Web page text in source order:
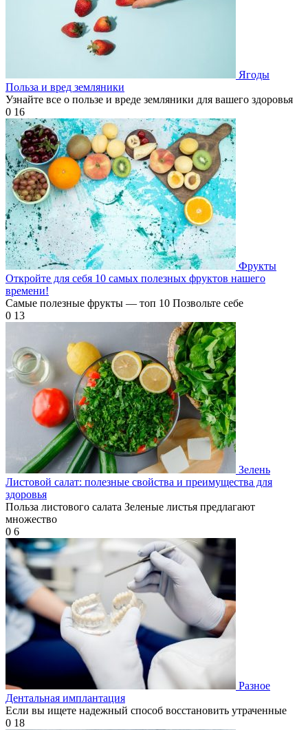
Ягоды
Польза и вред земляники
Узнайте все о пользе и вреде земляники для вашего здоровья
0 16
Фрукты
Откройте для себя 10 самых полезных фруктов нашего
времени!
Самые полезные фрукты — топ 10 Позвольте себе
0 13
Зелень
Листовой салат: полезные свойства и преимущества для
здоровья
Польза листового салата Зеленые листья предлагают
множество
0 6
Разное
Дентальная имплантация
Если вы ищете надежный способ восстановить утраченные
0 18